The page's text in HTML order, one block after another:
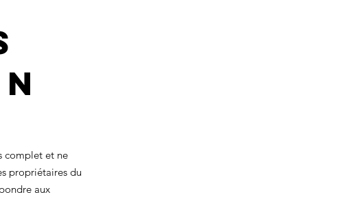
complet et ne
propriétaires du
aux